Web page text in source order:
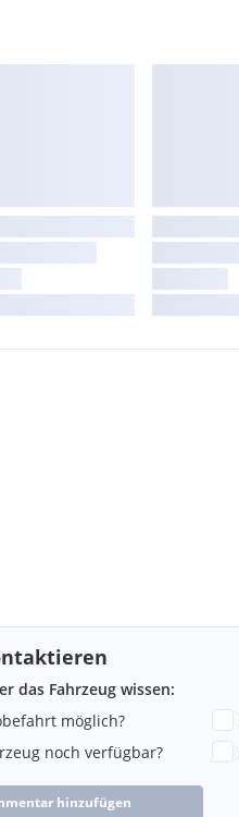
das Fahrzeug wissen:
möglich?
noch verfügbar?
hinzufügen